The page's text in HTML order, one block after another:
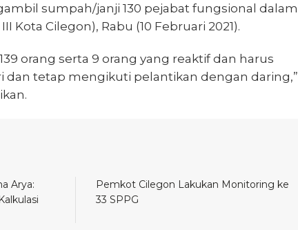
sumpah/janji 130 pejabat fungsional dalam
Kota Cilegon), Rabu (10 Februari 2021).
orang serta 9 orang yang reaktif dan harus
dan tetap mengikuti pelantikan dengan daring,”
Arya:
Pemkot Cilegon Lakukan Monitoring ke
33 SPPG